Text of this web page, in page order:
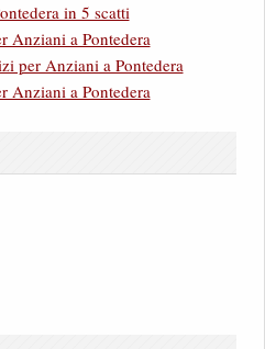
in 5 scatti
Anziani a Pontedera
per Anziani a Pontedera
Anziani a Pontedera